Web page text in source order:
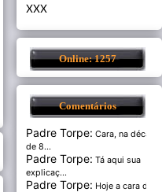
XXX
Online: 1257
Comentários
Padre Torpe: Cara, na década
de 8...
Padre Torpe: Tá aqui sua
explicaç...
Padre Torpe: Hoje a cara de